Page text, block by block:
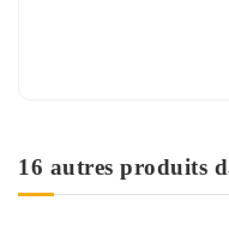
16 autres produits